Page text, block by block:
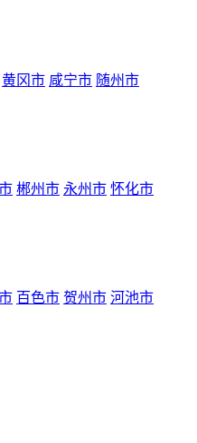
黄冈市 咸宁市 随州市
郴州市 永州市 怀化市
百色市 贺州市 河池市